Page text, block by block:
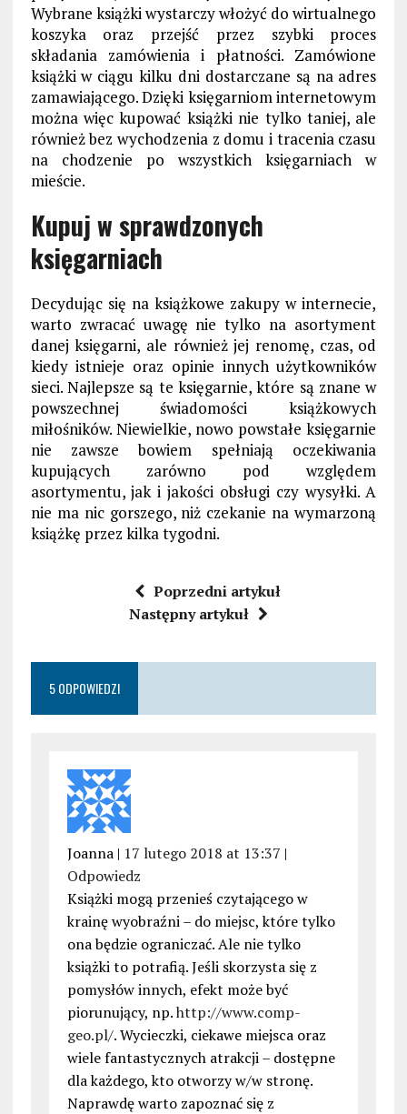
Wybrane książki wystarczy włożyć do wirtualnego
koszyka oraz przejść przez szybki proces
składania zamówienia i płatności. Zamówione
książki w ciągu kilku dni dostarczane są na adres
zamawiającego. Dzięki księgarniom internetowym
można więc kupować książki nie tylko taniej, ale
również bez wychodzenia z domu i tracenia czasu
na chodzenie po wszystkich księgarniach w
mieście.
Kupuj w sprawdzonych
księgarniach
Decydując się na książkowe zakupy w internecie,
warto zwracać uwagę nie tylko na asortyment
danej księgarni, ale również jej renomę, czas, od
kiedy istnieje oraz opinie innych użytkowników
sieci. Najlepsze są te księgarnie, które są znane w
powszechnej świadomości książkowych
miłośników. Niewielkie, nowo powstałe księgarnie
nie zawsze bowiem spełniają oczekiwania
kupujących zarówno pod względem
asortymentu, jak i jakości obsługi czy wysyłki. A
nie ma nic gorszego, niż czekanie na wymarzoną
książkę przez kilka tygodni.
Poprzedni artykuł
Następny artykuł
5 ODPOWIEDZI
Joanna | 17 lutego 2018 at 13:37 |
Odpowiedz
Książki mogą przenieś czytającego w
krainę wyobraźni – do miejsc, które tylko
ona będzie ograniczać. Ale nie tylko
książki to potrafią. Jeśli skorzysta się z
pomysłów innych, efekt może być
piorunujący, np.http://www.comp-
geo.pl/. Wycieczki, ciekawe miejsca oraz
wiele fantastycznych atrakcji – dostępne
dla każdego, kto otworzy w/w stronę.
Naprawdę warto zapoznać się z